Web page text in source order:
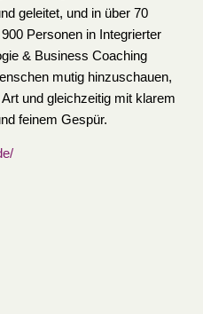
geleitet, und in über 70
Personen in Integrierter
& Business Coaching
mutig hinzuschauen,
und gleichzeitig mit klarem
feinem Gespür.